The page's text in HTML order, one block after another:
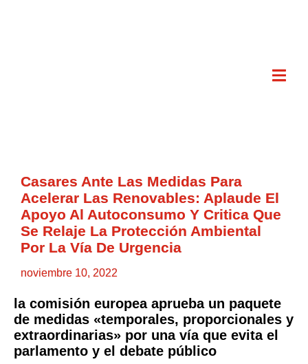
Casares Ante Las Medidas Para
Acelerar Las Renovables: Aplaude El
Apoyo Al Autoconsumo Y Critica Que
Se Relaje La Protección Ambiental
Por La Vía De Urgencia
noviembre 10, 2022
la comisión europea aprueba un paquete
de medidas «temporales, proporcionales y
extraordinarias» por una vía que evita el
parlamento y el debate público